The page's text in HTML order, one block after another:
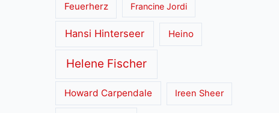
Feuerherz Francine Jordi
Hansi Hinterseer Heino
Helene Fischer
Howard Carpendale Ireen Sheer